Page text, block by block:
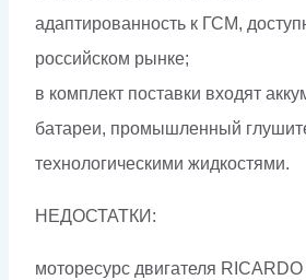
адаптированность к ГСМ,
российском рынке;
в комплект поставки входят
батареи, промышленный
технологическими жидкостями.
НЕДОСТАТКИ:
моторесурс двигателя